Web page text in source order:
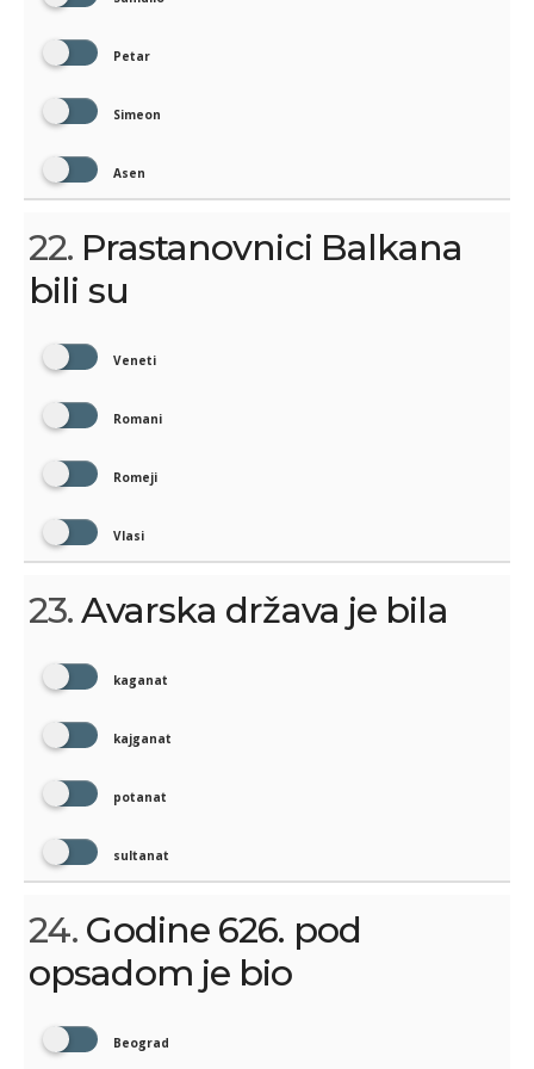
Petar
Simeon
Asen
22. Prastanovnici Balkana
bili su
Veneti
Romani
Romeji
Vlasi
23.Avarska država je bila
kaganat
kajganat
potanat
sultanat
24. Godine 626. pod
opsadom je bio
Beograd